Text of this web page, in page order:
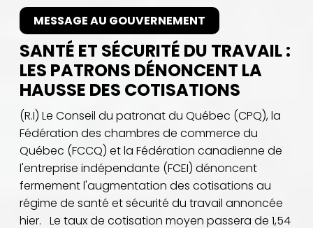
MESSAGE AU GOUVERNEMENT
SANTÉ ET SÉCURITÉ DU TRAVAIL :
LES PATRONS DÉNONCENT LA
HAUSSE DES COTISATIONS
(R.I) Le Conseil du patronat du Québec (CPQ), la
Fédération des chambres de commerce du
Québec (FCCQ) et la Fédération canadienne de
l'entreprise indépendante (FCEI) dénoncent
fermement l'augmentation des cotisations au
régime de santé et sécurité du travail annoncée
hier. Le taux de cotisation moyen passera de 1,54